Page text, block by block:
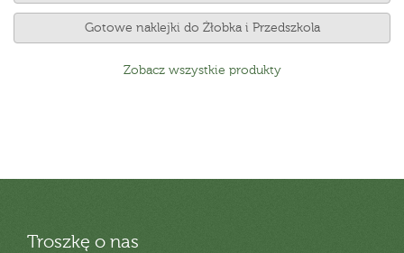
Gotowe naklejki do Żłobka i Przedszkola
Zobacz wszystkie produkty
Troszkę o nas